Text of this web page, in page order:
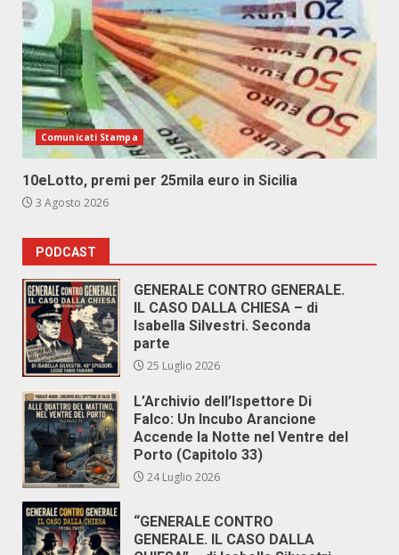
Comunicati Stampa
10eLotto, premi per 25mila euro in Sicilia
3 Agosto 2026
PODCAST
GENERALE CONTRO GENERALE.
IL CASO DALLA CHIESA – di
Isabella Silvestri. Seconda
parte
25 Luglio 2026
L’Archivio dell’Ispettore Di
Falco: Un Incubo Arancione
Accende la Notte nel Ventre del
Porto (Capitolo 33)
24 Luglio 2026
“GENERALE CONTRO
GENERALE. IL CASO DALLA